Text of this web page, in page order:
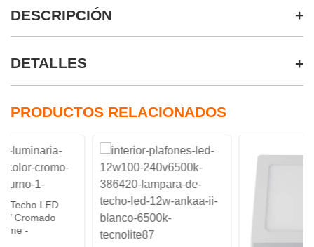
DESCRIPCIÓN
DETALLES
PRODUCTOS RELACIONADOS